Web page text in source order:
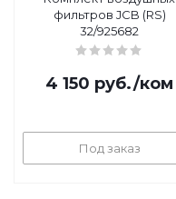
фильтров JCB (RS)
32/925682
4 150 руб./ком
Под заказ